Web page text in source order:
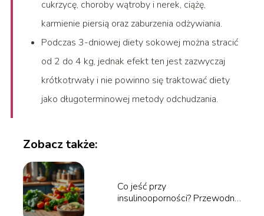
cukrzycę, choroby wątroby i nerek, ciążę,
karmienie piersią oraz zaburzenia odżywiania.
Podczas 3-dniowej diety sokowej można stracić
od 2 do 4 kg, jednak efekt ten jest zazwyczaj
krótkotrwały i nie powinno się traktować diety
jako długoterminowej metody odchudzania.
Zobacz także:
Co jeść przy
insulinooporności? Przewodnik